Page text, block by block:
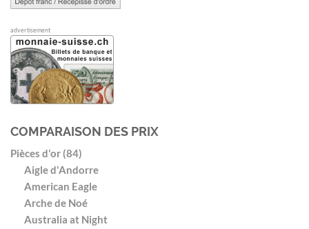
advertisement
COMPARAISON DES PRIX
Pièces d'or (84)
Aigle d'Andorre
American Eagle
Arche de Noé
Australia at Night